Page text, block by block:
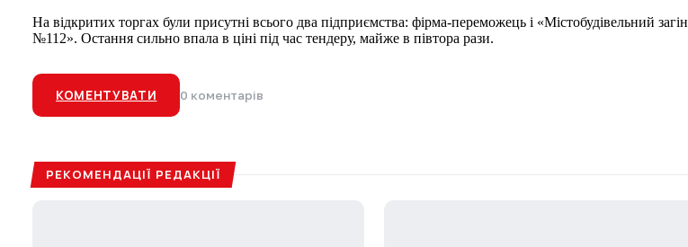
На відкритих торгах були присутні всього два підприємства: фірма-переможець і «Містобудівельний загін
№112». Остання сильно впала в ціні під час тендеру, майже в півтора рази.
КОМЕНТУВАТИ 0 коментарів
РЕКОМЕНДАЦІЇ РЕДАКЦІЇ